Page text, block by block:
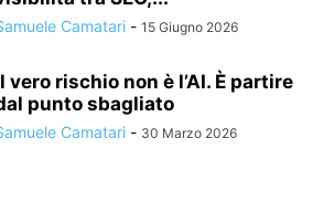
Camatari - 15 Giugno 2026
vero rischio non è l’AI. È partire
punto sbagliato
Camatari - 30 Marzo 2026